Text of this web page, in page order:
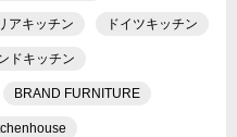
アキッチン ドイツキッチン
ドキッチン
BRAND FURNITURE